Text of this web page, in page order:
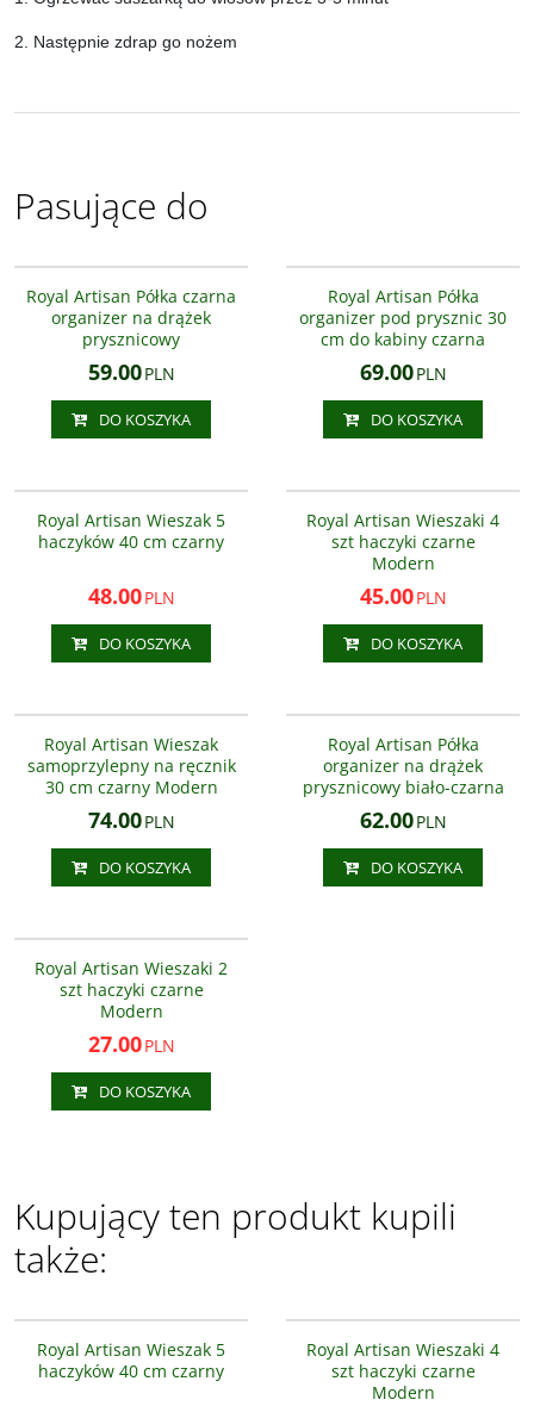
2. Następnie zdrap go nożem
Pasujące do
Royal Artisan Półka czarna
organizer na drążek
prysznicowy
59.00PLN
DO KOSZYKA
Royal Artisan Półka
organizer pod prysznic 30
cm do kabiny czarna
69.00PLN
DO KOSZYKA
Royal Artisan Wieszak 5
haczyków 40 cm czarny
48.00PLN
DO KOSZYKA
Royal Artisan Wieszaki 4
szt haczyki czarne
Modern
45.00PLN
DO KOSZYKA
Royal Artisan Wieszak
samoprzylepny na ręcznik
30 cm czarny Modern
74.00PLN
DO KOSZYKA
Royal Artisan Półka
organizer na drążek
prysznicowy biało-czarna
62.00PLN
DO KOSZYKA
Royal Artisan Wieszaki 2
szt haczyki czarne
Modern
27.00PLN
DO KOSZYKA
Kupujący ten produkt kupili
także:
Royal Artisan Wieszak 5
haczyków 40 cm czarny
Royal Artisan Wieszaki 4
szt haczyki czarne
Modern